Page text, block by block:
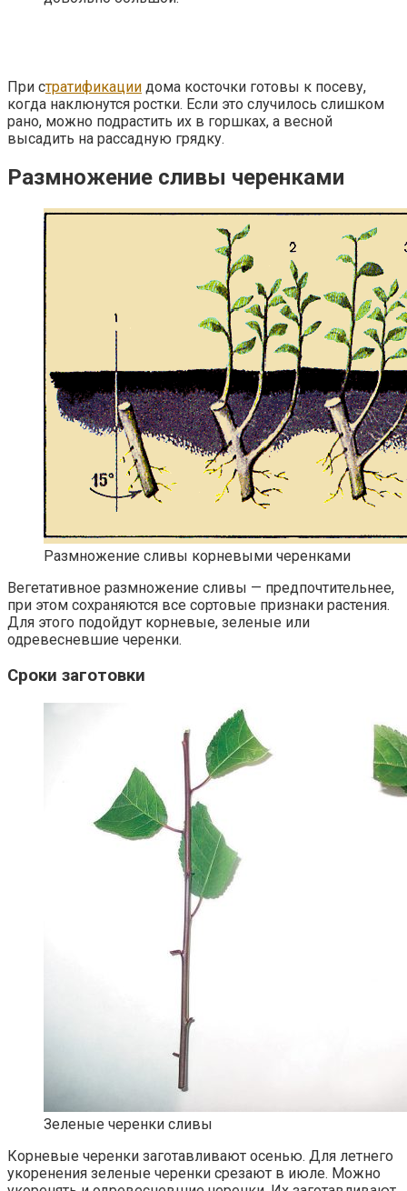
При стратификации дома косточки готовы к посеву,
когда наклюнутся ростки. Если это случилось слишком
рано, можно подрастить их в горшках, а весной
высадить на рассадную грядку.
Размножение сливы черенками
Размножение сливы корневыми черенками
Вегетативное размножение сливы — предпочтительнее,
при этом сохраняются все сортовые признаки растения.
Для этого подойдут корневые, зеленые или
одревесневшие черенки.
Сроки заготовки
Зеленые черенки сливы
Корневые черенки заготавливают осенью. Для летнего
укоренения зеленые черенки срезают в июле. Можно